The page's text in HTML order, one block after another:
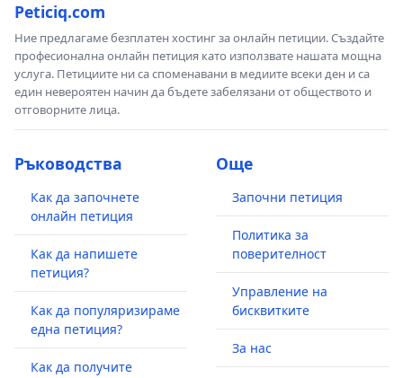
Peticiq.com
Ние предлагаме безплатен хостинг за онлайн петиции. Създайте
професионална онлайн петиция като използвате нашата мощна
услуга. Петициите ни са споменавани в медиите всеки ден и са
един невероятен начин да бъдете забелязани от обществото и
отговорните лица.
Ръководства
Как да започнете
онлайн петиция
Как да напишете
петиция?
Как да популяризираме
една петиция?
Как да получите
Още
Започни петиция
Политика за
поверителност
Управление на
бисквитките
За нас